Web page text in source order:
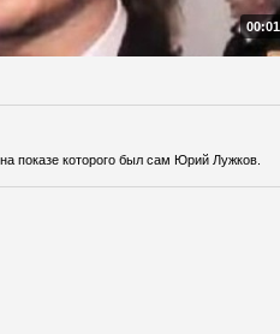
показе которого был сам Юрий Лужков.